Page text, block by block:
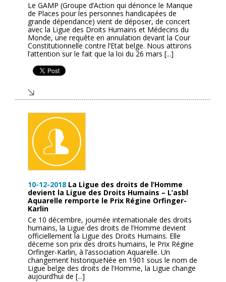
Le GAMP (Groupe d’Action qui dénonce le Manque
de Places pour les personnes handicapées de
grande dépendance) vient de déposer, de concert
avec la Ligue des Droits Humains et Médecins du
Monde, une requête en annulation devant la Cour
Constitutionnelle contre l’Etat belge. Nous attirons
l’attention sur le fait que la loi du 26 mars [...]
10-12-2018 La Ligue des droits de l’Homme
devient la Ligue des Droits Humains – L’asbl
Aquarelle remporte le Prix Régine Orfinger-
Karlin
Ce 10 décembre, journée internationale des droits
humains, la Ligue des droits de l’Homme devient
officiellement la Ligue des Droits Humains. Elle
décerne son prix des droits humains, le Prix Régine
Orfinger-Karlin, à l’association Aquarelle. Un
changement historiqueNée en 1901 sous le nom de
Ligue belge des droits de l’Homme, la Ligue change
aujourd’hui de [...]